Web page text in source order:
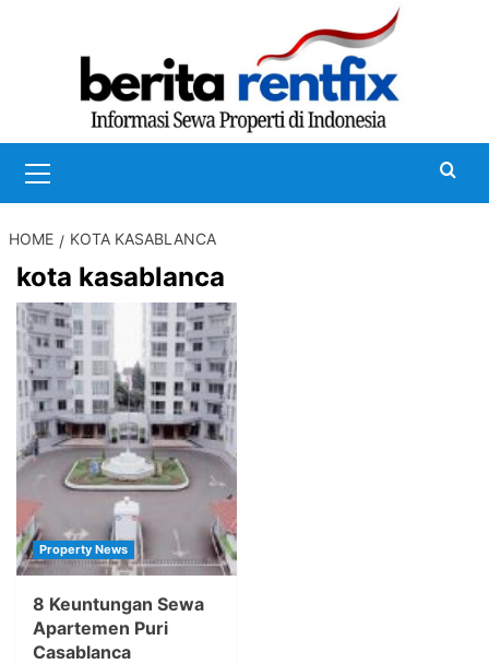
Menu
HOME KOTA KASABLANCA
kota kasablanca
Property News
8 Keuntungan Sewa
Apartemen Puri
Casablanca